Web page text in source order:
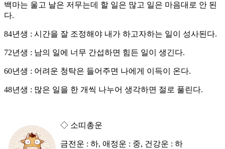
백마는 울고 날은 저무는데 할 일은 많고 일은 마음대로 안 된
다.
84년생 : 시간을 잘 조정해야 내가 하고자하는 일이 성사된다.
72년생 : 남의 일에 너무 간섭하면 힘든 일이 생긴다.
60년생 : 어려운 청탁은 들어주면 나에게 이득이 온다.
48년생 : 많은 일을 한 개씩 나누어 생각하면 절로 풀린다.
◇ 소띠총운
금전운 : 하, 애정운 : 중, 건강운 : 하